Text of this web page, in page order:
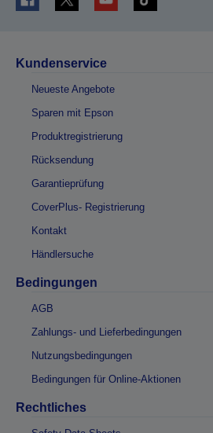
Kundenservice
Neueste Angebote
Sparen mit Epson
Produktregistrierung
Rücksendung
Garantieprüfung
CoverPlus- Registrierung
Kontakt
Händlersuche
Bedingungen
AGB
Zahlungs- und Lieferbedingungen
Nutzungsbedingungen
Bedingungen für Online-Aktionen
Rechtliches